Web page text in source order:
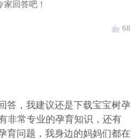
家回答吧！
68
答，我建议还是下载宝宝树孕
非常专业的孕育知识，还有
育问题，我身边的妈妈们都在